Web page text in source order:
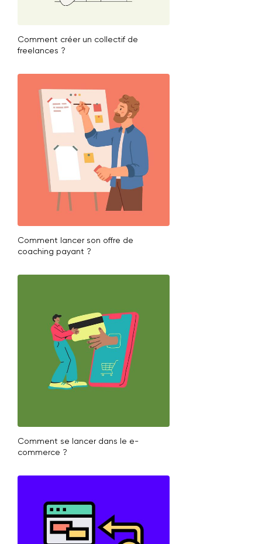
Comment créer un collectif de
freelances ?
Comment lancer son offre de
coaching payant ?
Comment se lancer dans le e-
commerce ?